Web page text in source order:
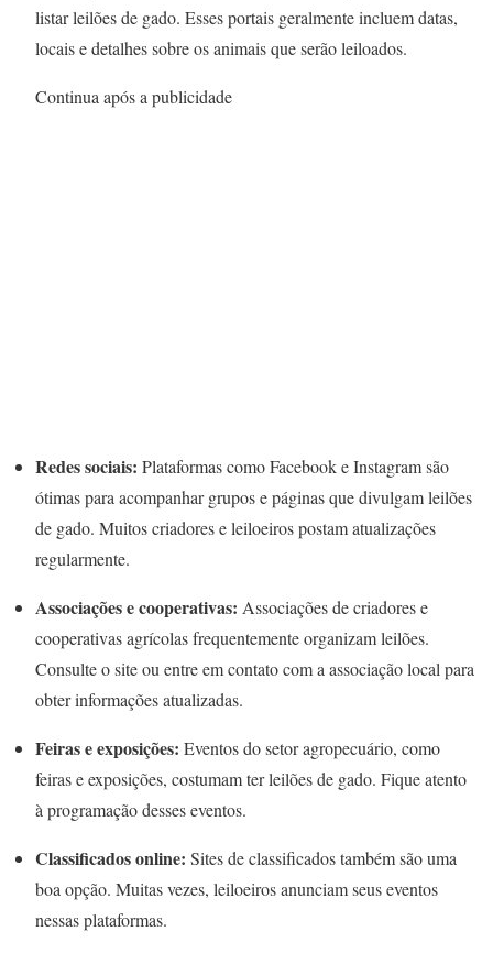
listar leilões de gado. Esses portais geralmente incluem datas,
locais e detalhes sobre os animais que serão leiloados.
Continua após a publicidade
Redes sociais: Plataformas como Facebook e Instagram são
ótimas para acompanhar grupos e páginas que divulgam leilões
de gado. Muitos criadores e leiloeiros postam atualizações
regularmente.
Associações e cooperativas: Associações de criadores e
cooperativas agrícolas frequentemente organizam leilões.
Consulte o site ou entre em contato com a associação local para
obter informações atualizadas.
Feiras e exposições: Eventos do setor agropecuário, como
feiras e exposições, costumam ter leilões de gado. Fique atento
à programação desses eventos.
Classificados online: Sites de classificados também são uma
boa opção. Muitas vezes, leiloeiros anunciam seus eventos
nessas plataformas.